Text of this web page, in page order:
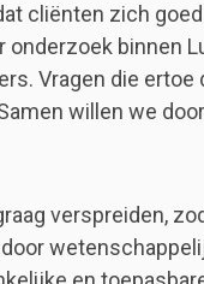
cliënten zich
onderzoek binnen
Vragen die ertoe
willen we
verspreiden,